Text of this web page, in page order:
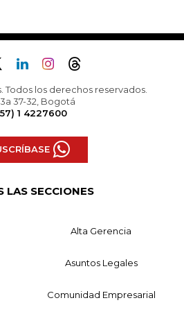
Todos los derechos reservados.
37-32, Bogotá
1 4227600
LAS SECCIONES
Alta Gerencia
Asuntos Legales
Comunidad Empresarial